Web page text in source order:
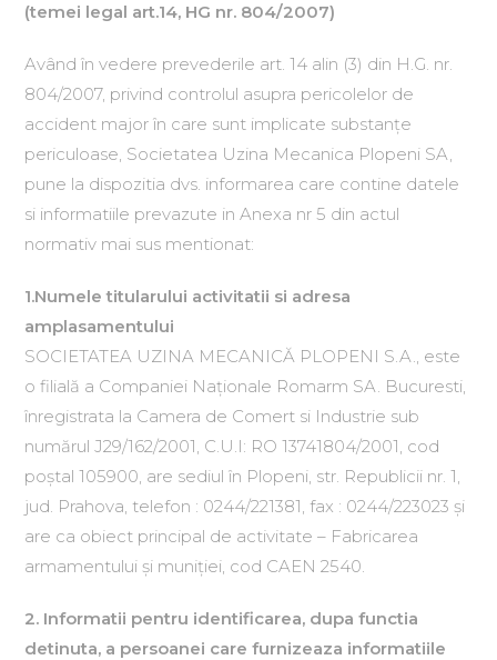
(temei legal art.14, HG nr. 804/2007)
Având în vedere prevederile art. 14 alin (3) din H.G. nr.
804/2007, privind controlul asupra pericolelor de
accident major în care sunt implicate substanţe
periculoase, Societatea Uzina Mecanica Plopeni SA,
pune la dispozitia dvs. informarea care contine datele
si informatiile prevazute in Anexa nr 5 din actul
normativ mai sus mentionat:
1.Numele titularului activitatii si adresa
amplasamentului
SOCIETATEA UZINA MECANICĂ PLOPENI S.A., este
o filială a Companiei Naţionale Romarm SA. Bucuresti,
înregistrata la Camera de Comert si Industrie sub
numărul J29/162/2001, C.U.I: RO 13741804/2001, cod
poştal 105900, are sediul în Plopeni, str. Republicii nr. 1,
jud. Prahova, telefon : 0244/221381, fax : 0244/223023 şi
are ca obiect principal de activitate – Fabricarea
armamentului şi muniţiei, cod CAEN 2540.
2. Informatii pentru identificarea, dupa functia
detinuta, a persoanei care furnizeaza informatiile